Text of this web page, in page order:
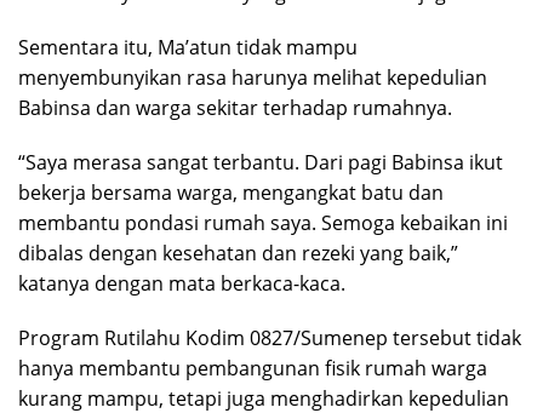
Sementara itu, Ma’atun tidak mampu
menyembunyikan rasa harunya melihat kepedulian
Babinsa dan warga sekitar terhadap rumahnya.
“Saya merasa sangat terbantu. Dari pagi Babinsa ikut
bekerja bersama warga, mengangkat batu dan
membantu pondasi rumah saya. Semoga kebaikan ini
dibalas dengan kesehatan dan rezeki yang baik,”
katanya dengan mata berkaca-kaca.
Program Rutilahu Kodim 0827/Sumenep tersebut tidak
hanya membantu pembangunan fisik rumah warga
kurang mampu, tetapi juga menghadirkan kepedulian